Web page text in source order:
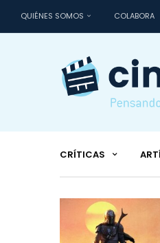
QUIÉNES SOMOS COLABORA
CRÍTICAS